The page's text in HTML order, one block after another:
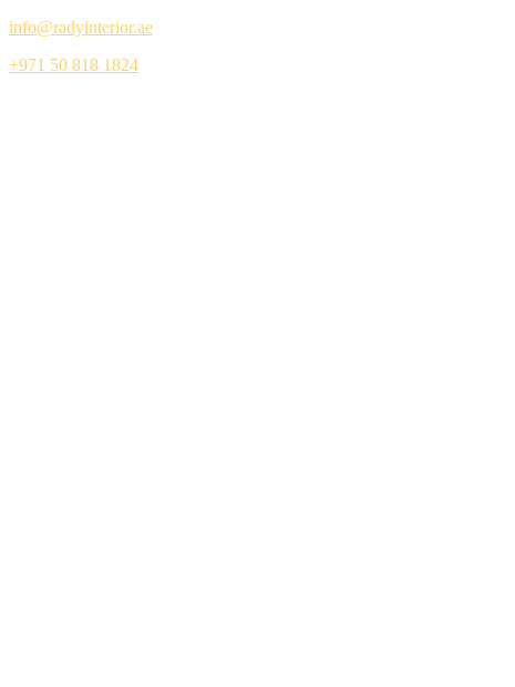
info@radyinterior.ae
+971 50 818 1824